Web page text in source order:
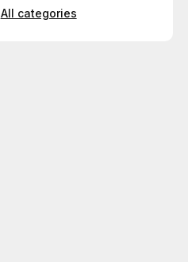
All categories